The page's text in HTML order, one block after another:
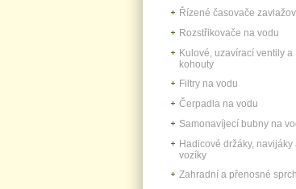
Řízené časovače
Rozstřikovače na vodu
Kulové, uzavírací ventily a
kohouty
Filtry na vodu
Čerpadla na vodu
Samonavíjecí bubny na
Hadicové držáky, navijáky
vozíky
Zahradní a přenosné